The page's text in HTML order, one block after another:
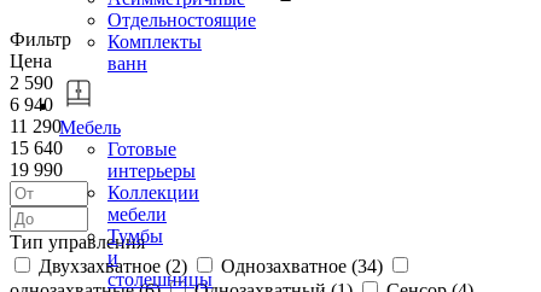
Отдельностоящие
Комплекты
ванн
Мебель
Готовые
интерьеры
Коллекции
мебели
Тумбы
и
столешницы
Фильтр
Цена
2 590
6 940
11 290
15 640
19 990
Тип управления
Двухзахватное (2) Однозахватное (34)